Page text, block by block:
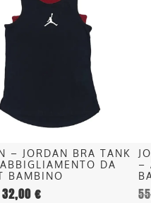
– JORDAN BRA TANK
DA
BAMBINO
32,00€
–